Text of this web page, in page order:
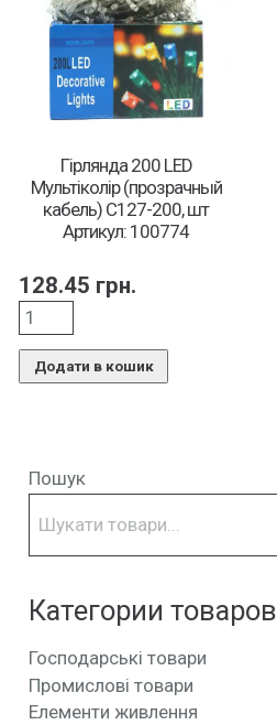
Гірлянда 200 LED
Мультіколір (прозрачный
кабель) С127-200, шт
Артикул: 100774
128.45 грн.
Додати в кошик
Пошук
Категории товаров
Господарські товари
Промислові товари
Елементи живлення